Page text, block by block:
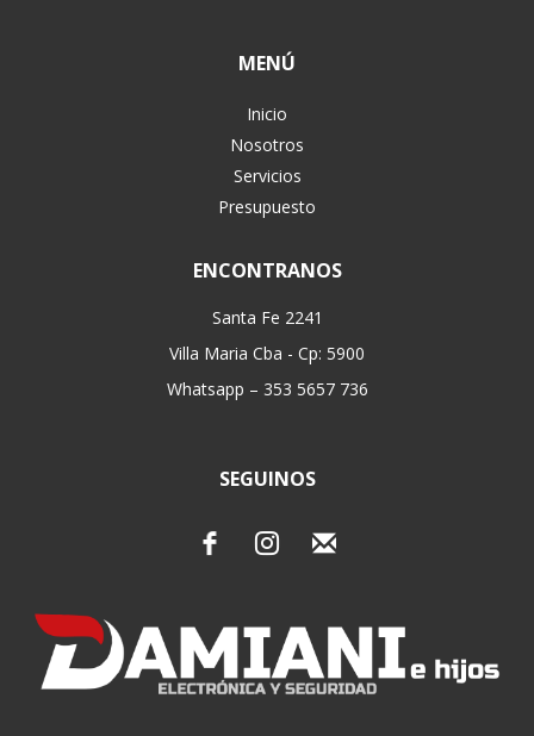
MENÚ
Inicio
Nosotros
Servicios
Presupuesto
ENCONTRANOS
Santa Fe 2241
Villa Maria Cba - Cp: 5900
Whatsapp – 353 5657 736
SEGUINOS